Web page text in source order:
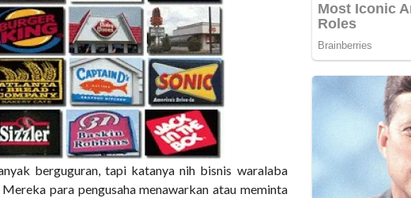
berguguran, tapi katanya nih bisnis waralaba
para pengusaha menawarkan atau meminta